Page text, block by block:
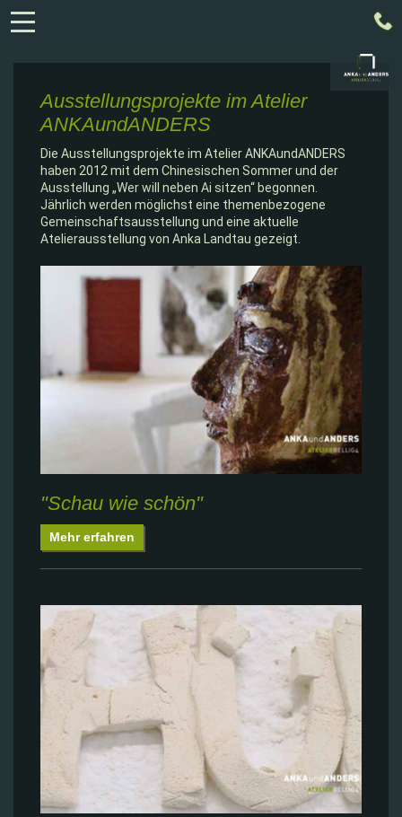
Ausstellungsprojekte im Atelier
ANKAundANDERS
Die Ausstellungsprojekte im Atelier ANKAundANDERS
haben 2012 mit dem Chinesischen Sommer und der
Ausstellung „Wer will neben Ai sitzen“ begonnen.
Jährlich werden möglichst eine themenbezogene
Gemeinschaftsausstellung und eine aktuelle
Atelierausstellung von Anka Landtau gezeigt.
"Schau wie schön"
Mehr erfahren